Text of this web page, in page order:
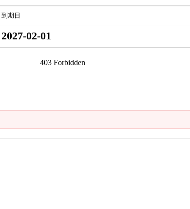
到期日
2027-02-01